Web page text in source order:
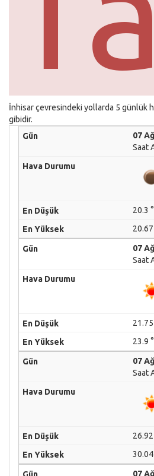
İnhisar çevresindeki yollarda 5 günlük
gibidir.
07
Saat
20.3
20.67
07
Saat
21.75
23.9
07
Saat
26.92
30.04
07